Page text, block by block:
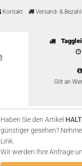
Kontakt Versand- &
Gilt an
Haben Sie den Artikel
günstiger gesehen?
Link.
Wir werden Ihre Anfrage